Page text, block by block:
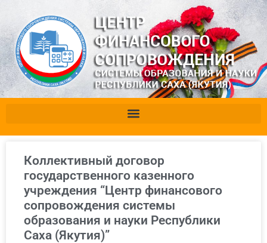
Коллективный договор
государственного казенного
учреждения “Центр финансового
сопровождения системы
образования и науки Республики
Саха (Якутия)”